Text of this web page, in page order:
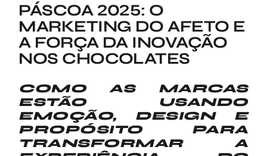
PÁSCOA 2025: O
MARKETING DO AFETO E
A FORÇA DA INOVAÇÃO
NOS CHOCOLATES
COMO AS MARCAS
ESTÃO USANDO
EMOÇÃO, DESIGN E
PROPÓSITO PARA
TRANSFORMAR A